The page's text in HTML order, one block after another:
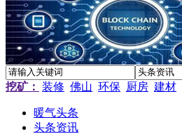
挖矿： 装修 佛山 环保 厨房 建材
暖气头条
头条资讯